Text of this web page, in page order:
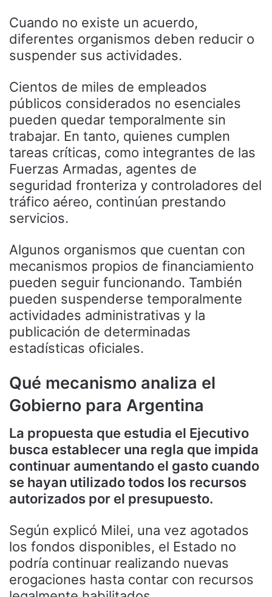
Cuando no existe un acuerdo,
diferentes organismos deben reducir o
suspender sus actividades.
Cientos de miles de empleados
públicos considerados no esenciales
pueden quedar temporalmente sin
trabajar. En tanto, quienes cumplen
tareas críticas, como integrantes de las
Fuerzas Armadas, agentes de
seguridad fronteriza y controladores del
tráfico aéreo, continúan prestando
servicios.
Algunos organismos que cuentan con
mecanismos propios de financiamiento
pueden seguir funcionando. También
pueden suspenderse temporalmente
actividades administrativas y la
publicación de determinadas
estadísticas oficiales.
Qué mecanismo analiza el
Gobierno para Argentina
La propuesta que estudia el Ejecutivo
busca establecer una regla que impida
continuar aumentando el gasto cuando
se hayan utilizado todos los recursos
autorizados por el presupuesto.
Según explicó Milei, una vez agotados
los fondos disponibles, el Estado no
podría continuar realizando nuevas
erogaciones hasta contar con recursos